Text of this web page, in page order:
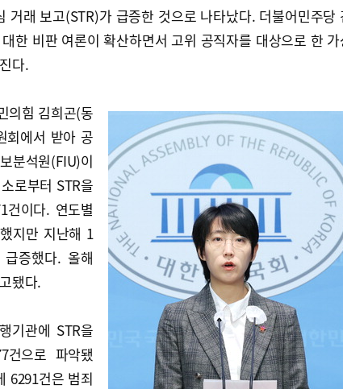
거래 보고(STR)가 급증한 것으로 나타났다. 더불어민주당
한 비판 여론이 확산하면서 고위 공직자를 대상으로 한 가
다.
의힘 김희곤(동
회에서 받아 공
분석원(FIU)이
로부터 STR을
건이다. 연도별
지만 지난해 1
증했다. 올해
됐다.
기관에 STR을
건으로 파악됐
6291건은 범죄